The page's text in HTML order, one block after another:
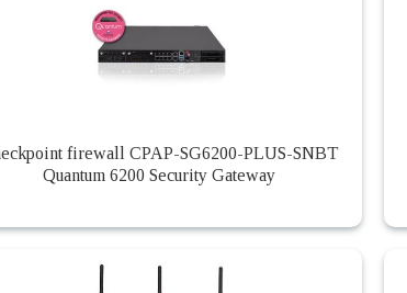
firewall CPAP-SG6200-PLUS-SNBT
Quantum 6200 Security Gateway